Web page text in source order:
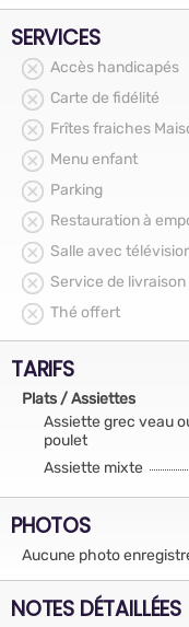
SERVICES
Accès handicapés
Carte de fidélité
Frîtes fraiches
Menu enfant
Parking
Restauration à
Salle avec
Service de livraison
Thé offert
TARIFS
Plats / Assiettes
Assiette grec veau
poulet
Assiette mixte
PHOTOS
Aucune photo
NOTES DÉTAILLÉES